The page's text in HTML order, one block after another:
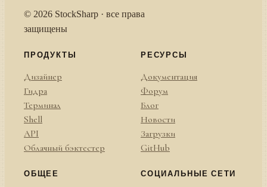
© 2026 StockSharp · все права
защищены
ПРОДУКТЫ
Дизайнер
Гидра
Терминал
Shell
API
Облачный бэктестер
РЕСУРСЫ
Документация
Форум
Блог
Новости
Загрузки
GitHub
ОБЩЕЕ СОЦИАЛЬНЫЕ СЕТИ